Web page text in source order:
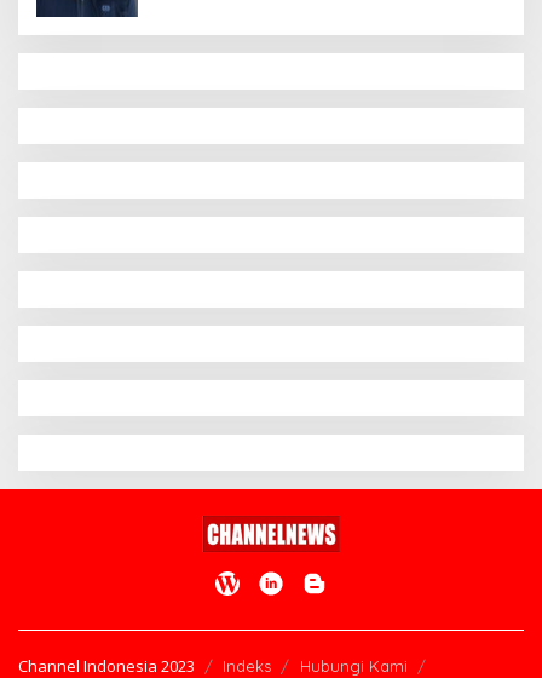
Channel Indonesia 2023 Indeks Hubungi Kami